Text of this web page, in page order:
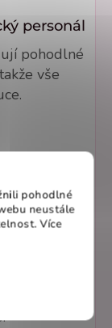
pohodlné
neustále
Více
personál
pohodlné
vše
šití na
zkrácení,
také